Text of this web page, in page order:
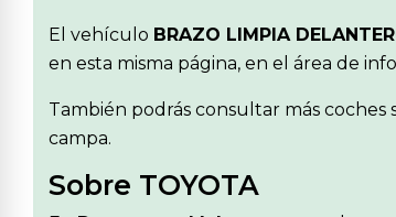
El vehículo BRAZO LIMPIA
en esta misma página, en el área de
También podrás consultar más coches
campa.
Sobre TOYOTA